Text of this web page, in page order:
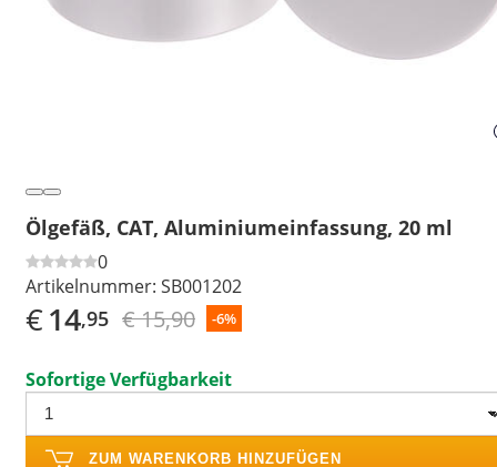
Ölgefäß, CAT, Aluminiumeinfassung, 20 ml
0
Artikelnummer: SB001202
€14,95 € 15,90 -6%
Sofortige Verfügbarkeit
ZUM WARENKORB HINZUFÜGEN